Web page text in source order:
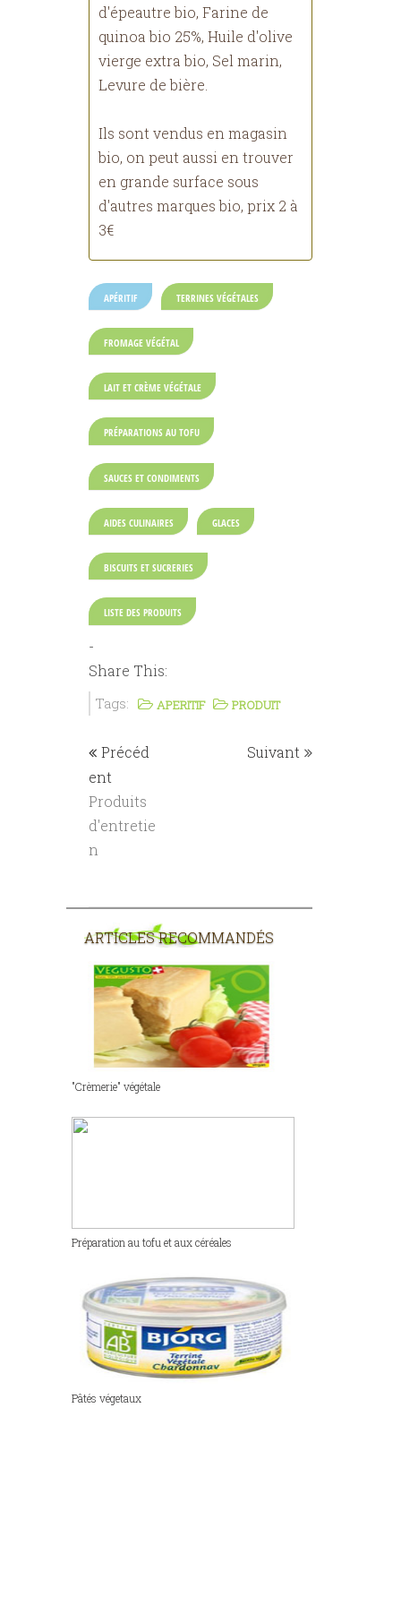
d'épeautre bio, Farine de
quinoa bio 25%, Huile d'olive
vierge extra bio, Sel marin,
Levure de bière.
Ils sont vendus en magasin
bio, on peut aussi en trouver
en grande surface sous
d'autres marques bio, prix 2 à
3€
APÉRITIF TERRINES VÉGÉTALES
FROMAGE VÉGÉTAL
LAIT ET CRÈME VÉGÉTALE
PRÉPARATIONS AU TOFU
SAUCES ET CONDIMENTS
AIDES CULINAIRES GLACES
BISCUITS ET SUCRERIES
LISTE DES PRODUITS
-
Share This:
Tags: APERITIF PRODUIT
Précéd
ent
Produits
d'entretie
n
Suivant
ARTICLES RECOMMANDÉS
"Crèmerie" végétale
Préparation au tofu et aux céréales
Pâtés végetaux